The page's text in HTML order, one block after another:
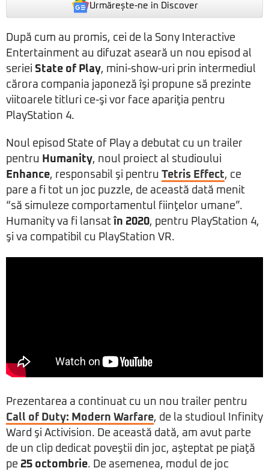
Urmărește-ne in Discover
După cum au promis, cei de la Sony Interactive
Entertainment au difuzat aseară un nou episod al
seriei State of Play, mini-show-uri prin intermediul
cărora compania japoneză îşi propune să prezinte
viitoarele titluri ce-şi vor face apariţia pentru
PlayStation 4.
Noul episod State of Play a debutat cu un trailer
pentru Humanity, noul proiect al studioului
Enhance, responsabil şi pentru Tetris Effect, ce
pare a fi tot un joc puzzle, de această dată menit
“să simuleze comportamentul fiinţelor umane”.
Humanity va fi lansat în 2020, pentru PlayStation 4,
şi va compatibil cu PlayStation VR.
Prezentarea a continuat cu un nou trailer pentru
Call of Duty: Modern Warfare, de la studioul Infinity
Ward şi Activision. De această dată, am avut parte
de un clip dedicat poveştii din joc, aşteptat pe piaţă
pe 25 octombrie. De asemenea, modul de joc